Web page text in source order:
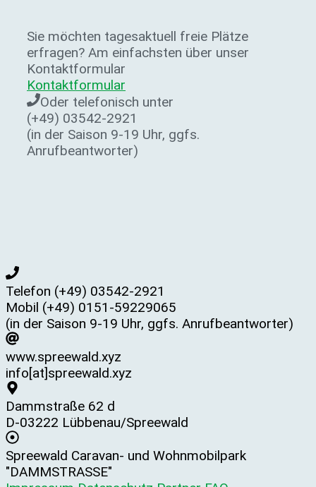
Sie möchten tagesaktuell freie Plätze
erfragen? Am einfachsten über unser
Kontaktformular
Kontaktformular
Oder telefonisch unter
(+49) 03542-2921
(in der Saison 9-19 Uhr, ggfs.
Anrufbeantworter)
Telefon (+49) 03542-2921
Mobil (+49) 0151-59229065
(in der Saison 9-19 Uhr, ggfs. Anrufbeantworter)
www.spreewald.xyz
info[at]spreewald.xyz
Dammstraße 62 d
D-03222 Lübbenau/Spreewald
Spreewald Caravan- und Wohnmobilpark
"DAMMSTRASSE"